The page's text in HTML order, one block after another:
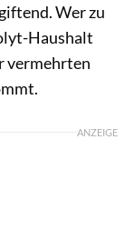
Wer zu
Haushalt
vermehrten
ANZEIGE